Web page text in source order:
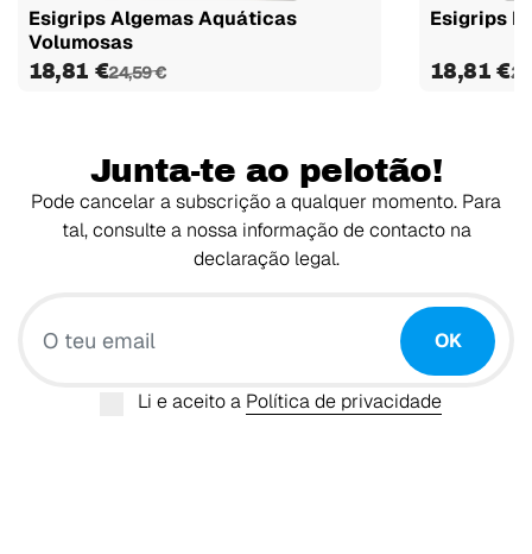
Esigrips Algemas Aquáticas
Volumosas
18,81 €24,59 €
Esigrips
18,81 €
Junta-te ao pelotão!
Pode cancelar a subscrição a qualquer momento. Para
tal, consulte a nossa informação de contacto na
declaração legal.
OK
Li e aceito a Política de privacidade